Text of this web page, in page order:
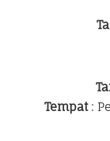
Tempat: